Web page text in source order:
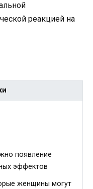
реакцией на
появление
эффектов
женщины могут